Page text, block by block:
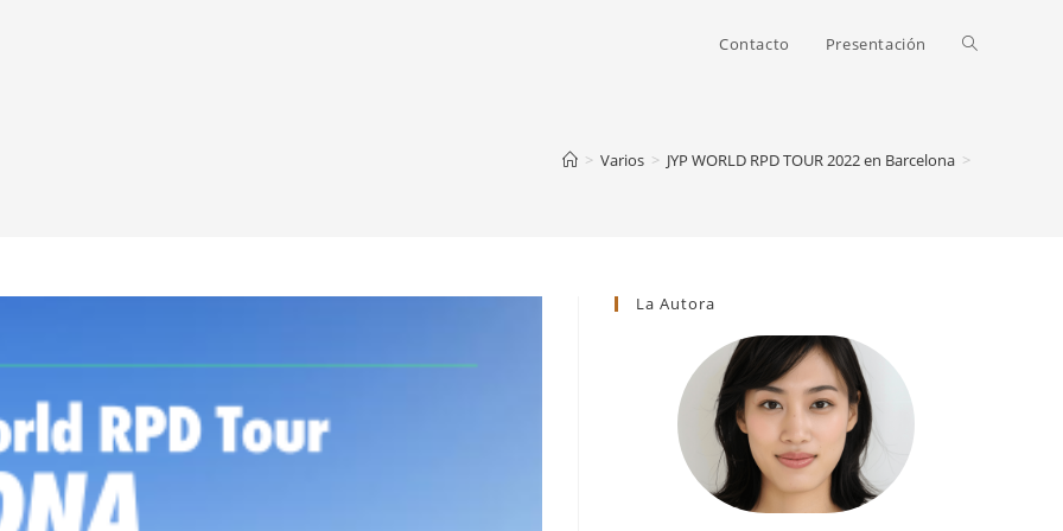
Contacto Presentación Alternar
> Varios > JYP WORLD RPD TOUR 2022 en Barcelona >
La Autora